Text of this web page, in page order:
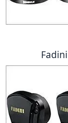
Fadini